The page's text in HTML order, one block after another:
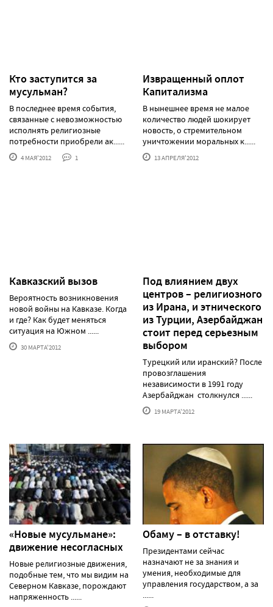
Кто заступится за
мусульман?
В последнее время события,
связанные с невозможностью
исполнять религиозные
потребности приобрели ак......
4 МАЯ'2012 1
Извращенный оплот
Капитализма
В нынешнее время не малое
количество людей шокирует
новость, о стремительном
уничтожении моральных к......
13 АПРЕЛЯ'2012
Кавказский вызов
Вероятность возникновения
новой войны на Кавказе. Когда
и где? Как будет меняться
ситуация на Южном ......
30 МАРТА'2012
Под влиянием двух
центров – религиозного
из Ирана, и этнического
из Турции, Азербайджан
стоит перед серьезным
выбором
Турецкий или иранский? После
провозглашения
независимости в 1991 году
Азербайджан столкнулся ......
19 МАРТА'2012
«Новые мусульмане»:
движение несогласных
Новые религиозные движения,
подобные тем, что мы видим на
Северном Кавказе, порождают
напряженность ......
Обаму – в отставку!
Президентами сейчас
назначают не за знания и
умения, необходимые для
управления государством, а за
......